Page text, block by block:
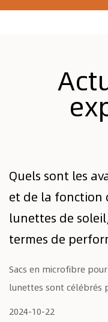
Quels sont les
et de la fonction
lunettes de
termes de
Sacs en microfibre
lunettes sont
2024-10-22